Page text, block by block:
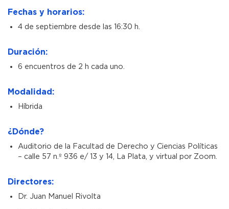
Fechas y horarios:
4 de septiembre desde las 16:30 h.
Duración:
6 encuentros de 2 h cada uno.
Modalidad:
Híbrida
¿Dónde?
Auditorio de la Facultad de Derecho y Ciencias Políticas
– calle 57 n.º 936 e/ 13 y 14, La Plata, y virtual por Zoom.
Directores:
Dr. Juan Manuel Rivolta